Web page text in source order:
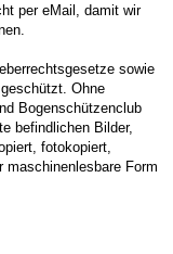
per eMail, damit wir
sowie
Ohne
Bogenschützenclub
befindlichen Bilder,
fotokopiert,
maschinenlesbare Form